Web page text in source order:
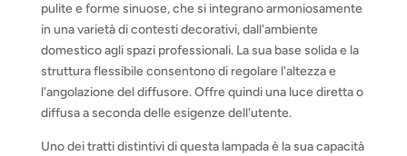
pulite e forme sinuose, che si integrano armoniosamente
in una varietà di contesti decorativi, dall'ambiente
domestico agli spazi professionali. La sua base solida e la
struttura flessibile consentono di regolare l'altezza e
l'angolazione del diffusore. Offre quindi una luce diretta o
diffusa a seconda delle esigenze dell'utente.
Uno dei tratti distintivi di questa lampada è la sua capacità